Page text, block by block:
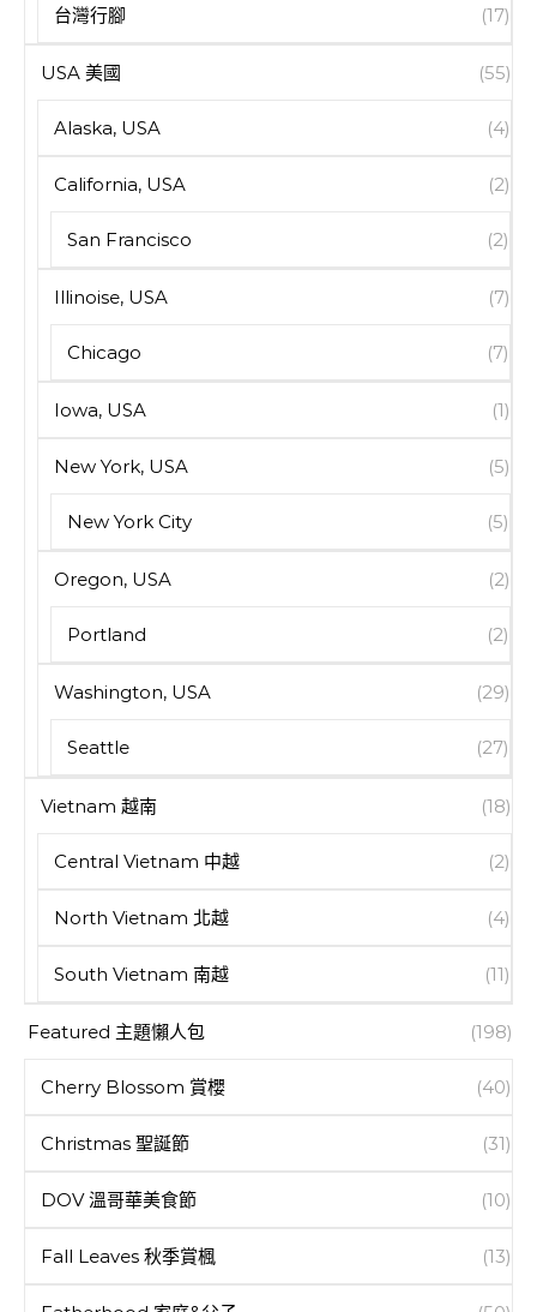
台灣行腳 (17)
USA 美國 (55)
Alaska, USA (4)
California, USA (2)
San Francisco (2)
Illinoise, USA (7)
Chicago (7)
Iowa, USA (1)
New York, USA (5)
New York City (5)
Oregon, USA (2)
Portland (2)
Washington, USA (29)
Seattle (27)
Vietnam 越南 (18)
Central Vietnam 中越 (2)
North Vietnam 北越 (4)
South Vietnam 南越 (11)
Featured 主題懶人包 (198)
Cherry Blossom 賞櫻 (40)
Christmas 聖誕節 (31)
DOV 溫哥華美食節 (10)
Fall Leaves 秋季賞楓 (13)